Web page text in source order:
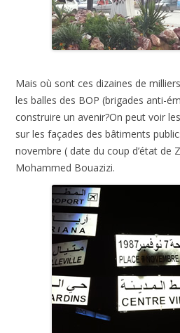
Mais où sont ces dizaines de
les balles des BOP (brigades anti-
construire un avenir?On peut voir
sur les façades des bâtiments
novembre ( date du coup d’état de
Mohammed Bouazizi.